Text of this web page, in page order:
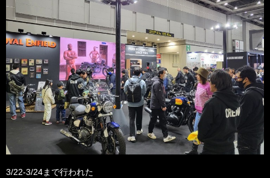
3/22-3/24まで行われた